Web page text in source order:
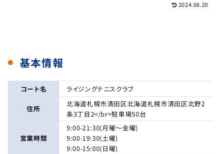
2024.08.20
基本情報
コート名 ライジングテニスクラブ
住所
北海道札幌市清田区北海道札幌市清田区北野2
条3丁目2</br>駐車場50台
営業時間
9:00-21:30(月曜〜金曜)
9:00-19:30(土曜)
9:00-15:00(日曜)